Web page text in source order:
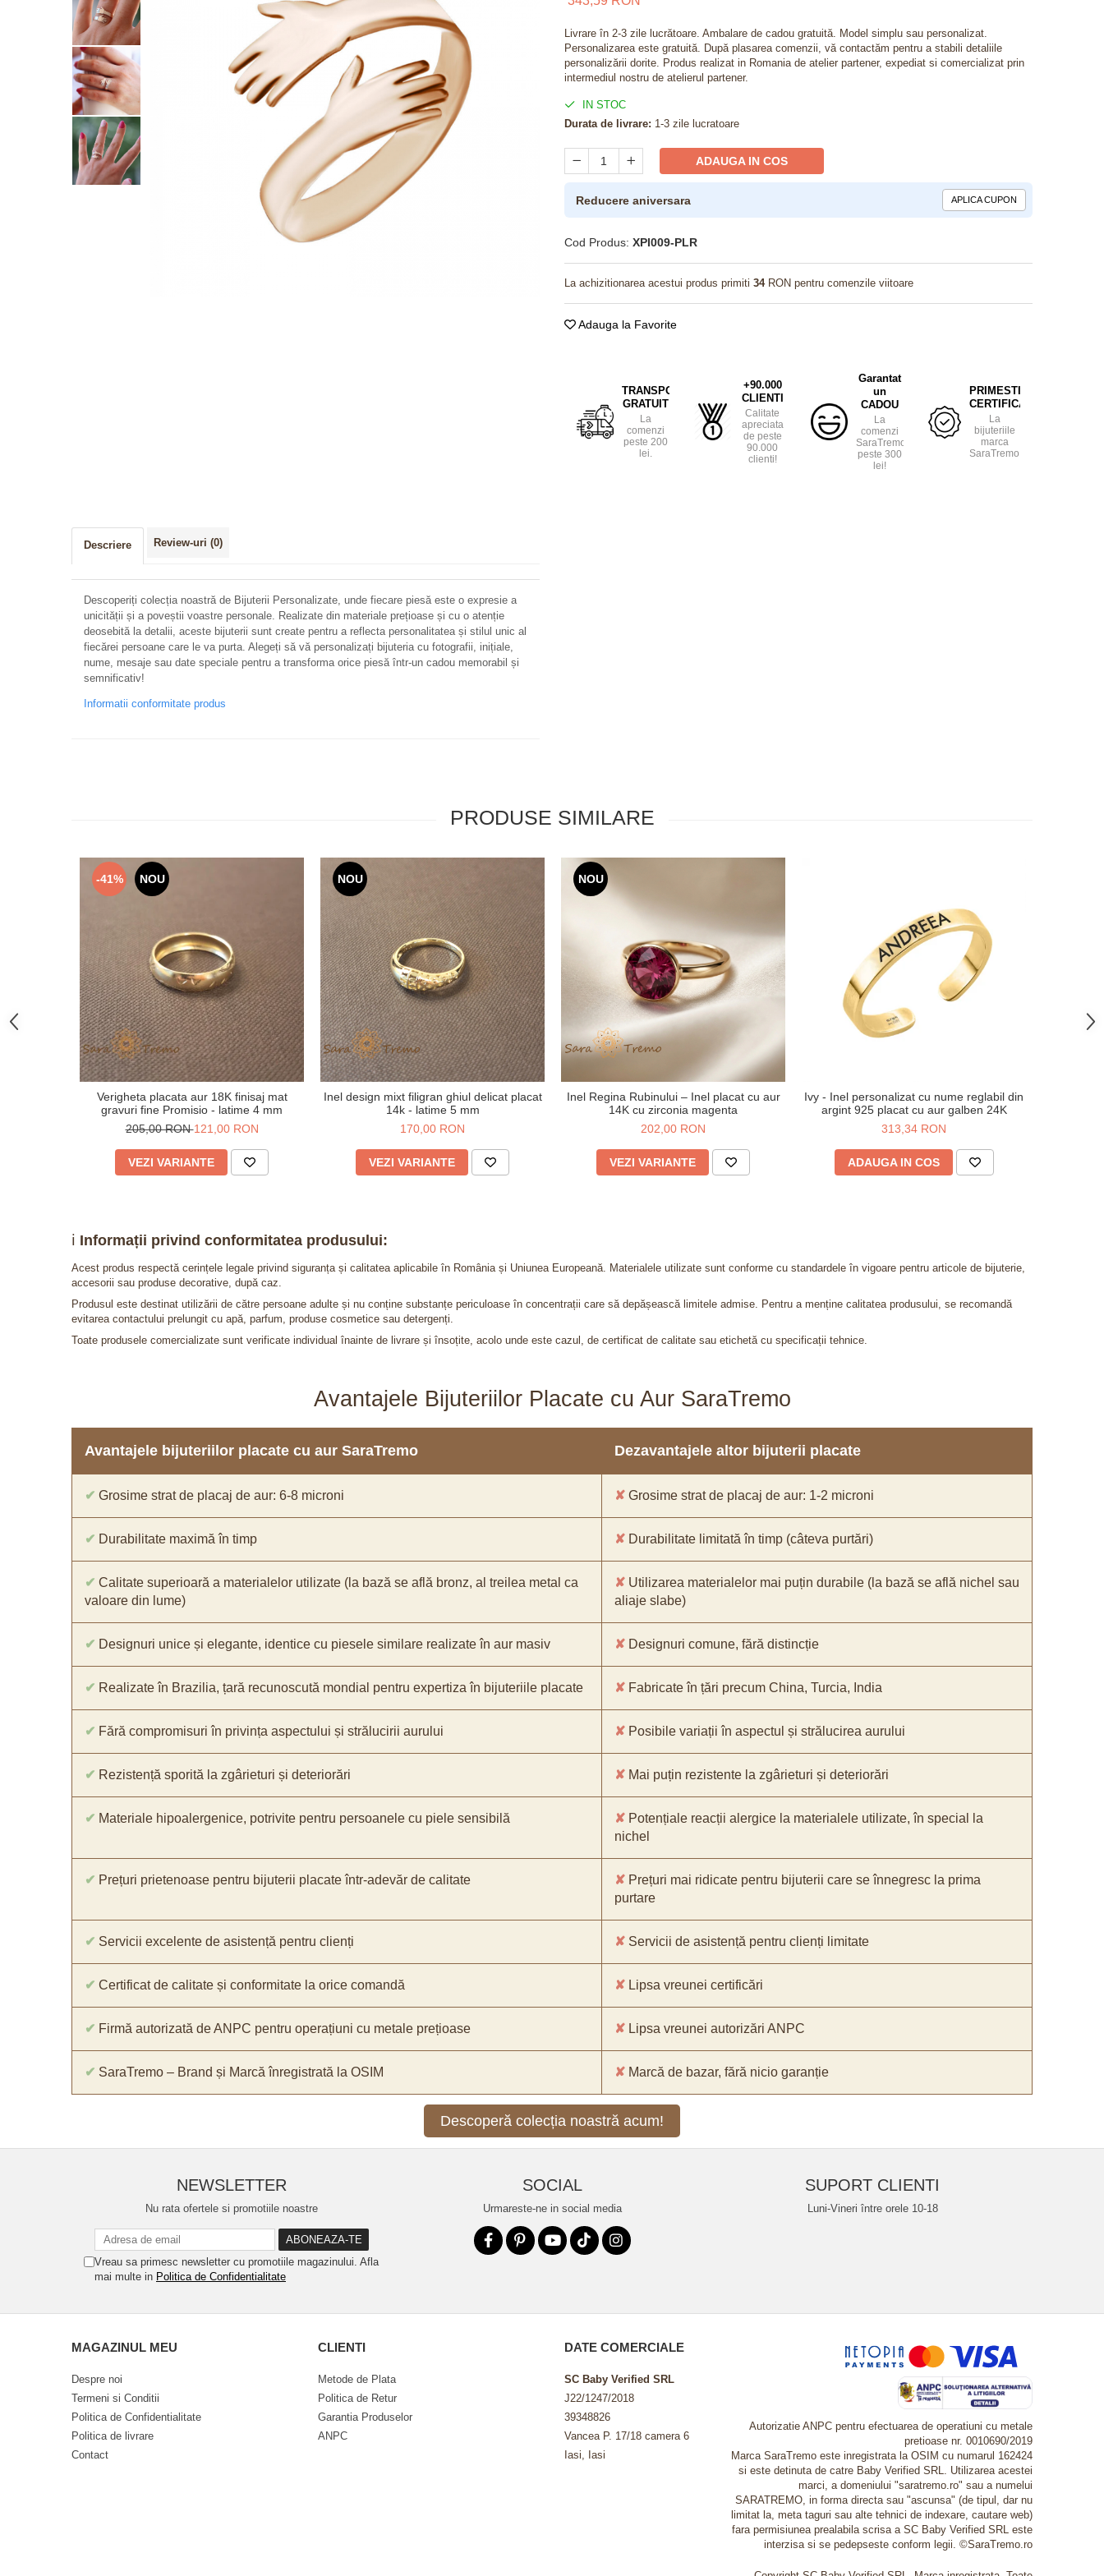
Bijuterii pentru barbati
Bijuterii din argint placate cu aur
Livrare în 2-3 zile lucrătoare. Ambalare de cadou gratuită. Model simplu sau personalizat.
Personalizarea este gratuită. După plasarea comenzii, vă contactăm pentru a stabili detaliile
personalizării dorite. Produs realizat in Romania de atelier partener, expediat si comercializat prin
intermediul nostru de atelierul partener.
IN STOC
Durata de livrare: 1-3 zile lucratoare
ADAUGA IN COS
Reducere aniversara APLICA CUPON
Cod Produs: XPI009-PLR
La achizitionarea acestui produs primiti 34RON pentru comenzile viitoare
Adauga la Favorite
TRANSPORT
GRATUIT
La
comenzi
peste 200
lei.
+90.000
CLIENTI
Calitate
apreciata
de peste
90.000
clienti!
Garantat
un
CADOU
La
comenzi
SaraTremo
peste 300
lei!
PRIMESTI
CERTIFICAT
La
bijuteriile
marca
SaraTremo.
Descriere Review-uri (0)
Descoperiți colecția noastră de Bijuterii Personalizate, unde fiecare piesă este o expresie a
unicității și a poveștii voastre personale. Realizate din materiale prețioase și cu o atenție
deosebită la detalii, aceste bijuterii sunt create pentru a reflecta personalitatea și stilul unic al
fiecărei persoane care le va purta. Alegeți să vă personalizați bijuteria cu fotografii, inițiale,
nume, mesaje sau date speciale pentru a transforma orice piesă într-un cadou memorabil și
semnificativ!
Informatii conformitate produs
PRODUSE SIMILARE
-41% NOU
Verigheta placata aur 18K finisaj mat
gravuri fine Promisio - latime 4 mm
205,00 RON121,00 RON
VEZI VARIANTE
NOU
Inel design mixt filigran ghiul delicat placat
14k - latime 5 mm
170,00 RON
VEZI VARIANTE
NOU
Inel Regina Rubinului – Inel placat cu aur
14K cu zirconia magenta
202,00 RON
VEZI VARIANTE
Ivy - Inel personalizat cu nume reglabil din
argint 925 placat cu aur galben 24K
313,34 RON
ADAUGA IN COS
ℹ️ Informații privind conformitatea produsului:
Acest produs respectă cerințele legale privind siguranța și calitatea aplicabile în România și Uniunea Europeană. Materialele utilizate sunt conforme cu standardele în vigoare pentru articole de bijuterie,
accesorii sau produse decorative, după caz.
Produsul este destinat utilizării de către persoane adulte și nu conține substanțe periculoase în concentrații care să depășească limitele admise. Pentru a menține calitatea produsului, se recomandă
evitarea contactului prelungit cu apă, parfum, produse cosmetice sau detergenți.
Toate produsele comercializate sunt verificate individual înainte de livrare și însoțite, acolo unde este cazul, de certificat de calitate sau etichetă cu specificații tehnice.
Avantajele Bijuteriilor Placate cu Aur SaraTremo
Avantajele bijuteriilor placate cu aur SaraTremo Dezavantajele altor bijuterii placate
✔ Grosime strat de placaj de aur: 6-8 microni ✘ Grosime strat de placaj de aur: 1-2 microni
✔ Durabilitate maximă în timp ✘ Durabilitate limitată în timp (câteva purtări)
✔ Calitate superioară a materialelor utilizate (la bază se află bronz, al treilea metal ca
valoare din lume)
✘ Utilizarea materialelor mai puțin durabile (la bază se află nichel sau
aliaje slabe)
✔ Designuri unice și elegante, identice cu piesele similare realizate în aur masiv ✘ Designuri comune, fără distincție
✔ Realizate în Brazilia, țară recunoscută mondial pentru expertiza în bijuteriile placate ✘ Fabricate în țări precum China, Turcia, India
✔ Fără compromisuri în privința aspectului și strălucirii aurului ✘ Posibile variații în aspectul și strălucirea aurului
✔ Rezistență sporită la zgârieturi și deteriorări ✘ Mai puțin rezistente la zgârieturi și deteriorări
✔ Materiale hipoalergenice, potrivite pentru persoanele cu piele sensibilă ✘ Potențiale reacții alergice la materialele utilizate, în special la
nichel
✔ Prețuri prietenoase pentru bijuterii placate într-adevăr de calitate ✘ Prețuri mai ridicate pentru bijuterii care se înnegresc la prima
purtare
✔ Servicii excelente de asistență pentru clienți ✘ Servicii de asistență pentru clienți limitate
✔ Certificat de calitate și conformitate la orice comandă ✘ Lipsa vreunei certificări
✔ Firmă autorizată de ANPC pentru operațiuni cu metale prețioase ✘ Lipsa vreunei autorizări ANPC
✔ SaraTremo – Brand și Marcă înregistrată la OSIM ✘ Marcă de bazar, fără nicio garanție
Descoperă colecția noastră acum!
NEWSLETTER
Nu rata ofertele si promotiile noastre
Vreau sa primesc newsletter cu promotiile magazinului. Afla
mai multe in Politica de Confidentialitate
SOCIAL
Urmareste-ne in social media
SUPORT CLIENTI
Luni-Vineri între orele 10-18
MAGAZINUL MEU
Despre noi
Termeni si Conditii
Politica de Confidentialitate
Politica de livrare
Contact
CLIENTI
Metode de Plata
Politica de Retur
Garantia Produselor
ANPC
DATE COMERCIALE
SC Baby Verified SRL
J22/1247/2018
39348826
Vancea P. 17/18 camera 6
Iasi, Iasi
Autorizatie ANPC pentru efectuarea de operatiuni cu metale
pretioase nr. 0010690/2019
Marca SaraTremo este inregistrata la OSIM cu numarul 162424
si este detinuta de catre Baby Verified SRL. Utilizarea acestei
marci, a domeniului "saratremo.ro" sau a numelui
SARATREMO, in forma directa sau "ascunsa" (de tipul, dar nu
limitat la, meta taguri sau alte tehnici de indexare, cautare web)
fara permisiunea prealabila scrisa a SC Baby Verified SRL este
interzisa si se pedepseste conform legii. ©SaraTremo.ro